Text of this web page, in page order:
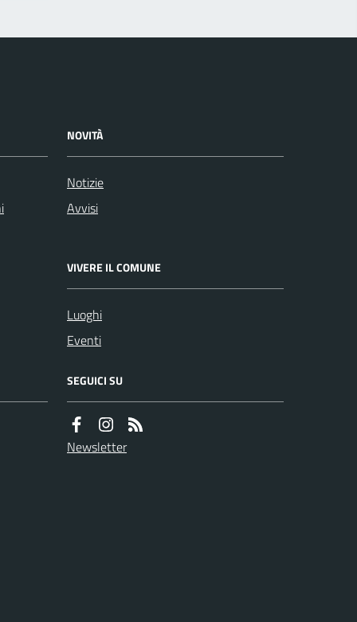
NOVITÀ
Notizie
Avvisi
VIVERE IL COMUNE
Luoghi
Eventi
SEGUICI SU
Newsletter